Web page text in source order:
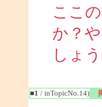
ここ
か？
しょ
■1 / inTopicNo.14)